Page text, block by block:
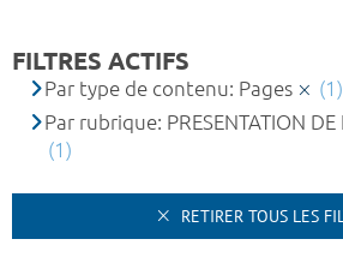
FILTRES ACTIFS
Par type de contenu: Pages
(1)
Par rubrique: PRESENTATION DE
(1)
RETIRER TOUS LES